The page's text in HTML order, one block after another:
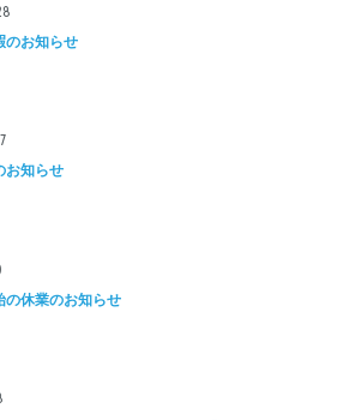
のお知らせ
お知らせ
の休業のお知らせ